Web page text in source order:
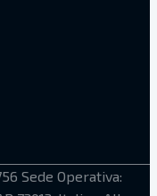
Sede Operativa: